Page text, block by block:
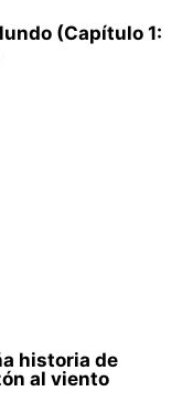
(Capítulo 1:
historia de
al viento